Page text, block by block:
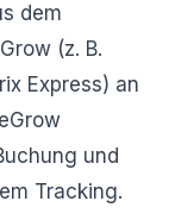
dem
(z. B.
Express) an
und
Tracking.